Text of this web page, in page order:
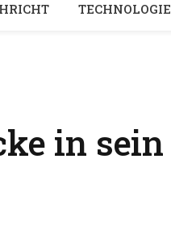
TECHNOLOGIE
in sein